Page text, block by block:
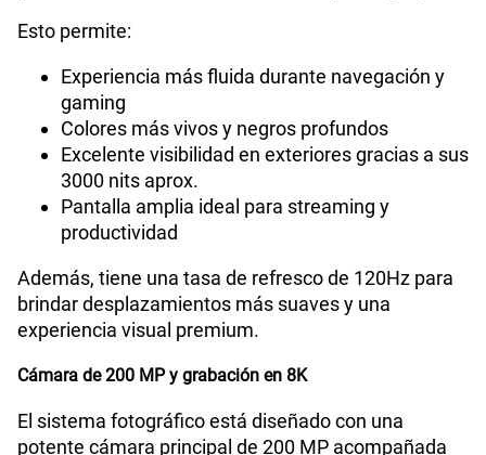
Esto permite:
Experiencia más fluida durante navegación y
gaming
Colores más vivos y negros profundos
Excelente visibilidad en exteriores gracias a sus
3000 nits aprox.
Pantalla amplia ideal para streaming y
productividad
Además, tiene una tasa de refresco de 120Hz para
brindar desplazamientos más suaves y una
experiencia visual premium.
Cámara de 200 MP y grabación en 8K
El sistema fotográfico está diseñado con una
potente cámara principal de 200 MP acompañada